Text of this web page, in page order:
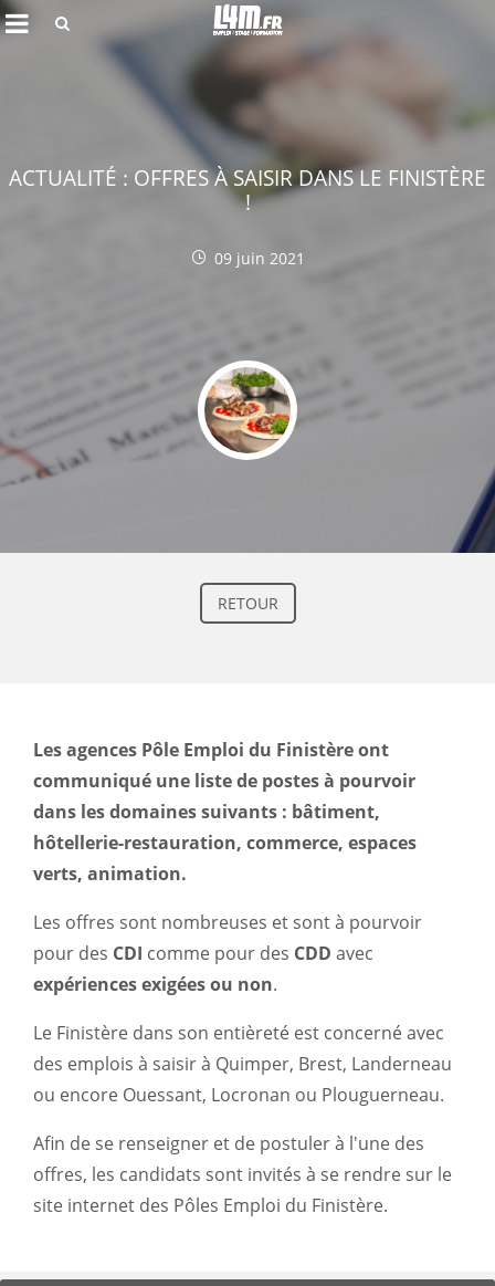
RETOUR
ACTUALITÉ : OFFRES À SAISIR DANS LE FINISTÈRE
!
09 juin 2021
Les agences Pôle Emploi du Finistère ont
communiqué une liste de postes à pourvoir
dans les domaines suivants : bâtiment,
hôtellerie-restauration, commerce, espaces
verts, animation.
Les offres sont nombreuses et sont à pourvoir
pour des CDI comme pour des CDD avec
expériences exigées ou non.
Le Finistère dans son entièreté est concerné avec
des emplois à saisir à Quimper, Brest, Landerneau
ou encore Ouessant, Locronan ou Plouguerneau.
Afin de se renseigner et de postuler à l'une des
offres, les candidats sont invités à se rendre sur le
site internet des Pôles Emploi du Finistère.